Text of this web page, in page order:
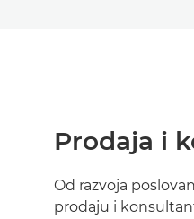
Prodaja i
Od razvoja
prodaju i